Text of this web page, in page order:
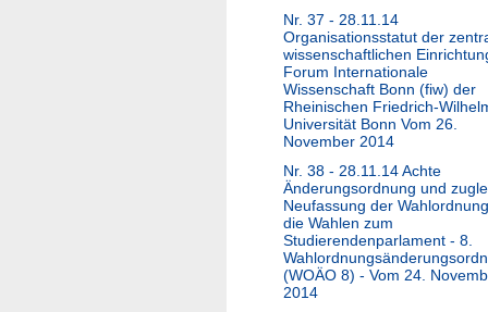
Nr. 37 - 28.11.14
Organisationsstatut der
wissenschaftlichen
Forum Internationale
Wissenschaft Bonn (fiw) der
Rheinischen Friedrich-
Universität Bonn Vom 26.
November 2014
Nr. 38 - 28.11.14 Achte
Änderungsordnung und
Neufassung der
die Wahlen zum
Studierendenparlament - 8.
(WOÄO 8) - Vom 24.
2014